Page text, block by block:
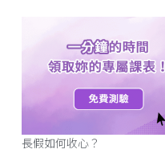
長假如何收心？